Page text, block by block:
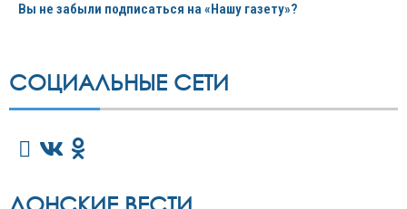
Вы не забыли подписаться на «Нашу газету»?
СОЦИАЛЬНЫЕ СЕТИ